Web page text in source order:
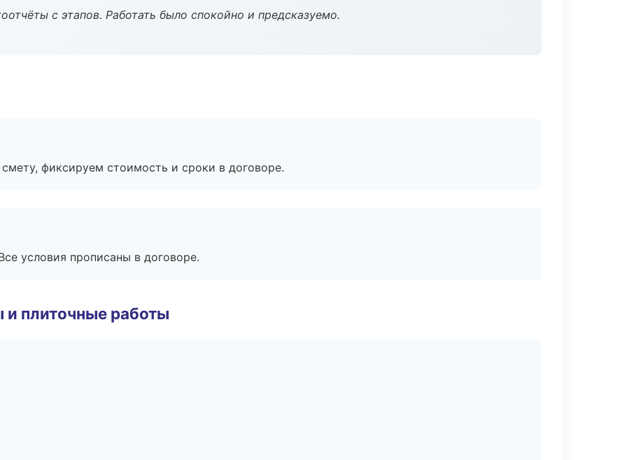
с этапов. Работать было спокойно и предсказуемо.
фиксируем стоимость и сроки в договоре.
условия прописаны в договоре.
плиточные работы